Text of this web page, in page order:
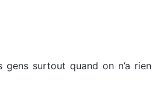
surtout quand on n’a